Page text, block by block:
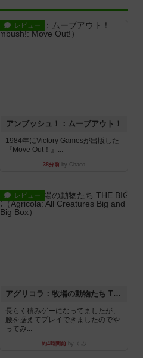
レビュー
アンブッシュ！：ムーブアウト！
1984年にVictory Gamesが出版した
『Move Out！』...
38分前by Chaco
レビュー
アグリコラ：牧場の動物たち THE BIG BOX
長らく積みゲーになってましたが、
腰を据えてプレイできましたのでや
ってみ...
約4時間前by くみ